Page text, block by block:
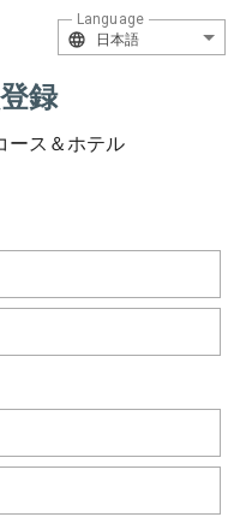
日本語
Language
録
ース＆ホテル